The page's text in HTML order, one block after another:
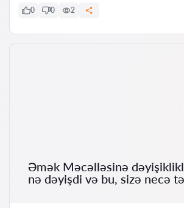
0 0 2
Əmək Məcəlləsinə
nə dəyişdi və bu, sizə necə